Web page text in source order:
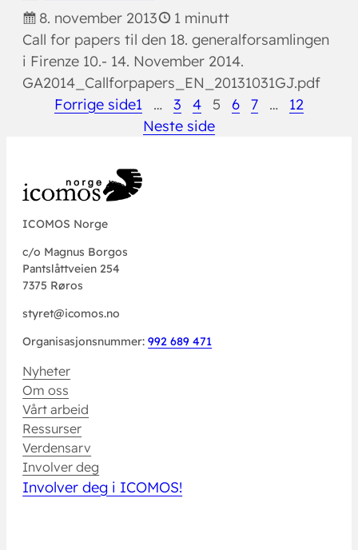
8. november 2013
1 minutt
Call for papers til den 18. generalforsamlingen
i Firenze 10.- 14. November 2014.
GA2014_Callforpapers_EN_20131031GJ.pdf
Forrige side1 … 3 4 5 6 7 …
12
Neste side
ICOMOS Norge
c/o Magnus Borgos
Pantslåttveien 254
7375 Røros
styret@icomos.no
Organisasjonsnummer:992 689 471
Nyheter
Om oss
Vårt arbeid
Ressurser
Verdensarv
Involver deg
Involver deg i ICOMOS!